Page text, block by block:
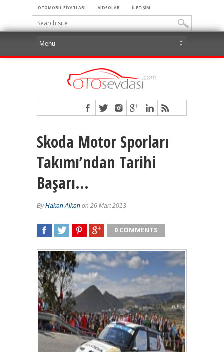
OTOMOBİL FİYATLARI VİDEOLAR İLETİŞİM
Skoda Motor Sporları
Takımı’ndan Tarihi
Başarı…
ByHakan Alkan on 26 Mart 2013
0 COMMENTS